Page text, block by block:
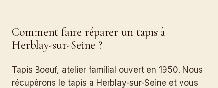
Comment faire réparer un tapis à
Herblay-sur-Seine ?
Tapis Boeuf, atelier familial ouvert en 1950. Nous
récupérons le tapis à Herblay-sur-Seine et vous